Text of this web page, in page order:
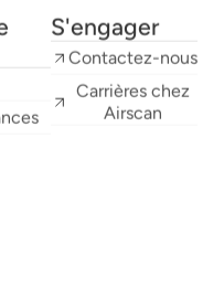
Contactez-nous
Airscan